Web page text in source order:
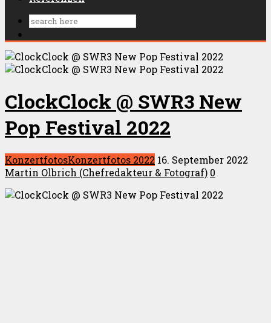
ClockClock @ SWR3 New
Pop Festival 2022
KonzertfotosKonzertfotos 2022 16. September 2022
Martin Olbrich (Chefredakteur & Fotograf) 0